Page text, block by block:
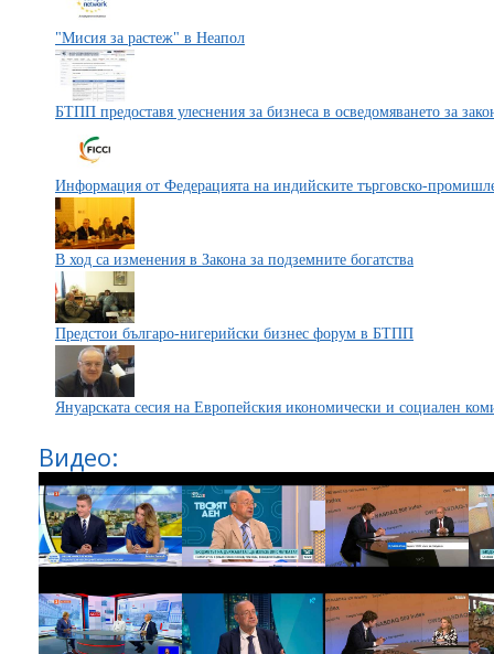
"Мисия за растеж" в Неапол
БТПП предоставя улеснения за бизнеса в осведомяването за
Информация от Федерацията на индийските търговско-
В ход са изменения в Закона за подземните богатства
Предстои българо-нигерийски бизнес форум в БТПП
Януарската сесия на Европейския икономически и социален
Видео: